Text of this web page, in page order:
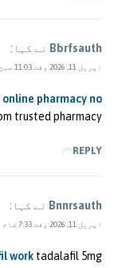
Bbrfsauth نے کہا:
اپریل 11, 2026 وقت 11:03 صبح
online pharmacy no
trusted pharmacy
REPLY
Bnnrsauth نے کہا:
اپریل 11, 2026 وقت 7:33 شام
work tadalafil 5mg